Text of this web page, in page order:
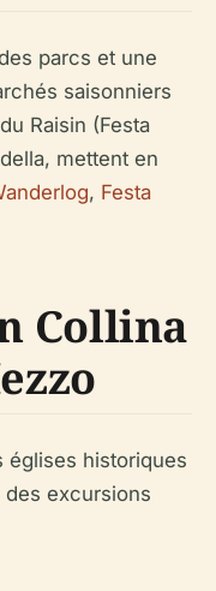
parcs et une
saisonniers
Raisin (Festa
mettent en
, Festa
Collina
églises historiques
excursions